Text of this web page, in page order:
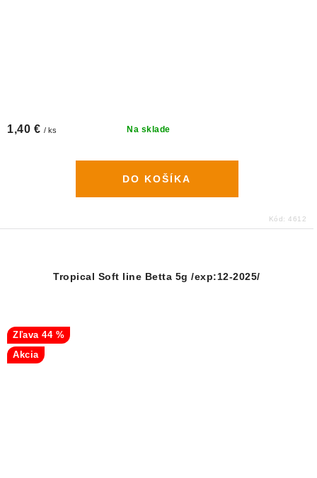
Na sklade
1,40 € / ks
DO KOŠÍKA
Kód: 4612
Tropical Soft line Betta 5g /exp:12-2025/
44 %
Akcia